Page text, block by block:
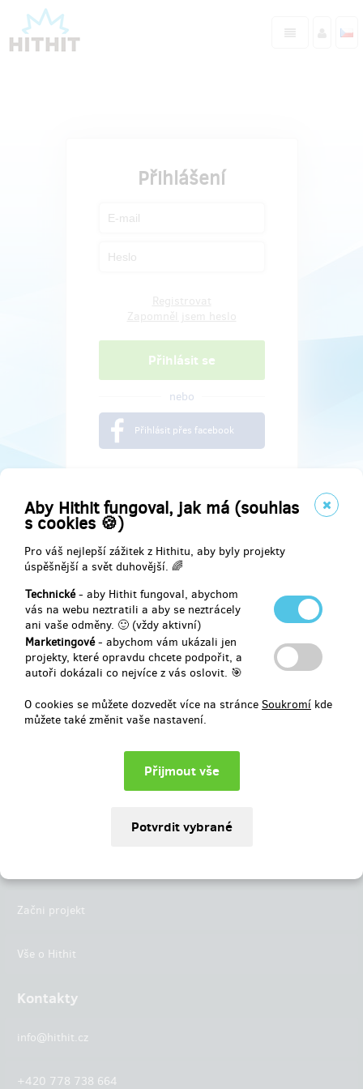
Aby Hithit fungoval, jak má (souhlas
s cookies 🍪)
Pro váš nejlepší zážitek z Hithitu, aby byly projekty
úspěšnější a svět duhovější. 🌈
Technické- aby Hithit fungoval, abychom
vás na webu neztratili a aby se neztrácely
ani vaše odměny. 🙂 (vždy aktivní)
Marketingové- abychom vám ukázali jen
projekty, které opravdu chcete podpořit, a
autoři dokázali co nejvíce z vás oslovit. 🎯
O cookies se můžete dozvedět více na stránce Soukromí kde
můžete také změnit vaše nastavení.
Přihlášení
nebo
Přihlásit přes facebook
Najdete nás na
Začni projekt
Vše o Hithit
Kontakty
info@hithit.cz
+420 778 738 664